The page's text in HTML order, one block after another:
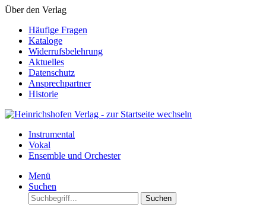
Über den Verlag
Häufige Fragen
Kataloge
Widerrufsbelehrung
Aktuelles
Datenschutz
Ansprechpartner
Historie
Instrumental
Vokal
Ensemble und Orchester
Menü
Suchen
Suchen